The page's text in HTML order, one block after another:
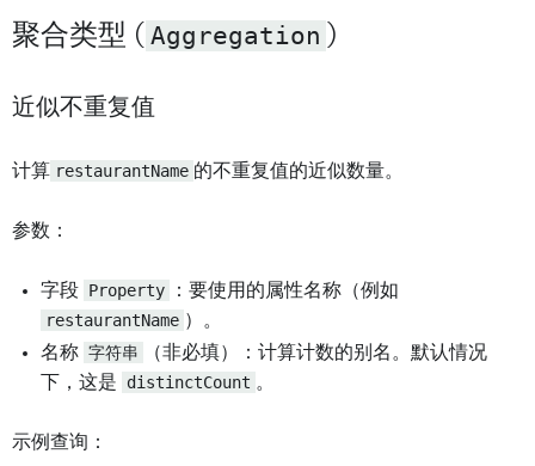
聚合类型 ( Aggregation )
近似不重复值
计算 restaurantName 的不重复值的近似数量。
参数：
字段 Property
：要使用的属性名称（例如
restaurantName ）。
名称 字符串
（非必填）：计算计数的别名。默认情况
下，这是
distinctCount 。
示例查询：